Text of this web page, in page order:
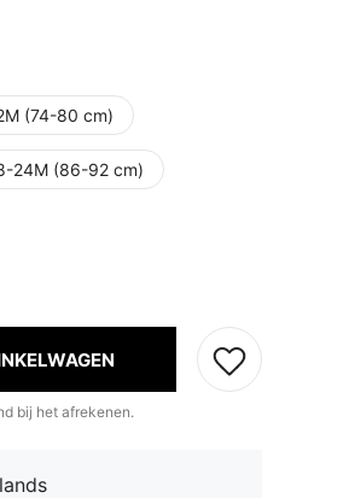
(74-80 cm)
24M (86-92 cm)
bij het afrekenen.